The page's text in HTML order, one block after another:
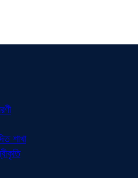
শাখা